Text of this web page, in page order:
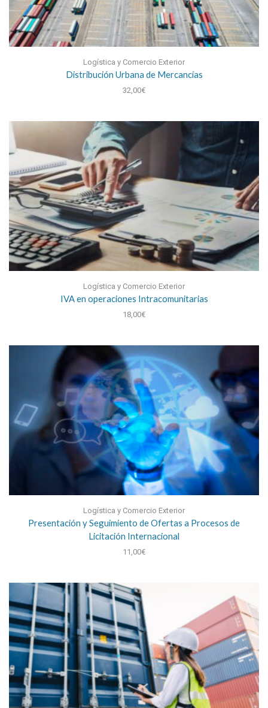
Logística y Comercio Exterior
Distribución Urbana de Mercancías
32,00€
Logística y Comercio Exterior
IVA en operaciones Intracomunitarias
18,00€
Logística y Comercio Exterior
Presentación y Seguimiento de Ofertas a Procesos de
Licitación Internacional
11,00€